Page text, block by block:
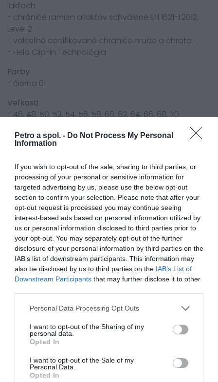
Petro a spol. - Do Not Process My Personal
Information
If you wish to opt-out of the sale, sharing to third parties, or
processing of your personal or sensitive information for
targeted advertising by us, please use the below opt-out
section to confirm your selection. Please note that after your
opt-out request is processed you may continue seeing
interest-based ads based on personal information utilized by
us or personal information disclosed to third parties prior to
your opt-out. You may separately opt-out of the further
disclosure of your personal information by third parties on the
IAB’s list of downstream participants. This information may
also be disclosed by us to third parties on the IAB’s List of
Downstream Participants that may further disclose it to other
Personal Data Processing Opt Outs
I want to opt-out of the Sharing of my
personal data.
Opted In
I want to opt-out of the Sale of my
Personal Data.
Opted In
lakťoch
- chrániče ramien a lakťov schválené EN 1621-1:2012,
Level 2
- voliteľné certifikované chrániče hrude a chrbta
- Held Clip-in Technológia
Farby
- čierna 01
Veľkosti
- 46, 48, 50, 52, 54, 56, 58, 60, 62, 64, 66, 68, 70
predĺžené:98, 102, 106, 110
rozšírené:275, 285, 295, 305
Odporúčame dokúpiť
Nohavice
Avolo
kožené